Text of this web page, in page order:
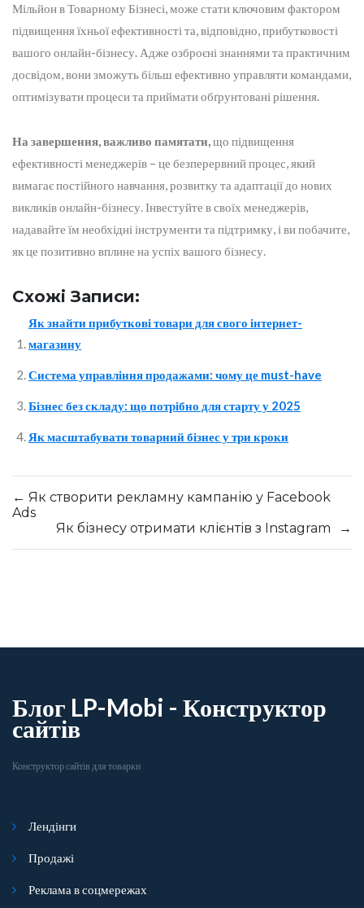
Мільйон в Товарному Бізнесі, може стати ключовим фактором
підвищення їхньої ефективності та, відповідно, прибутковості
вашого онлайн-бізнесу. Адже озброєні знаннями та практичним
досвідом, вони зможуть більш ефективно управляти командами,
оптимізувати процеси та приймати обґрунтовані рішення.
На завершення, важливо памятати,що підвищення
ефективності менеджерів – це безперервний процес, який
вимагає постійного навчання, розвитку та адаптації до нових
викликів онлайн-бізнесу. Інвестуйте в своїх менеджерів,
надавайте їм необхідні інструменти та підтримку, і ви побачите,
як це позитивно вплине на успіх вашого бізнесу.
Схожі Записи:
Як знайти прибуткові товари для свого інтернет-
магазину
Система управління продажами: чому це must-have
Бізнес без складу: що потрібно для старту у 2025
Як масштабувати товарний бізнес у три кроки
← Як створити рекламну кампанію у Facebook
Ads
→
Як бізнесу отримати клієнтів з Instagram
Блог LP-Mobi - Конструктор
сайтів
Конструктор сайтів для товарки
Лендінги
Продажі
Реклама в соцмережах